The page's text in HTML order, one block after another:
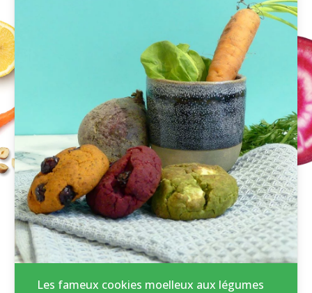
Les fameux cookies moelleux aux légumes